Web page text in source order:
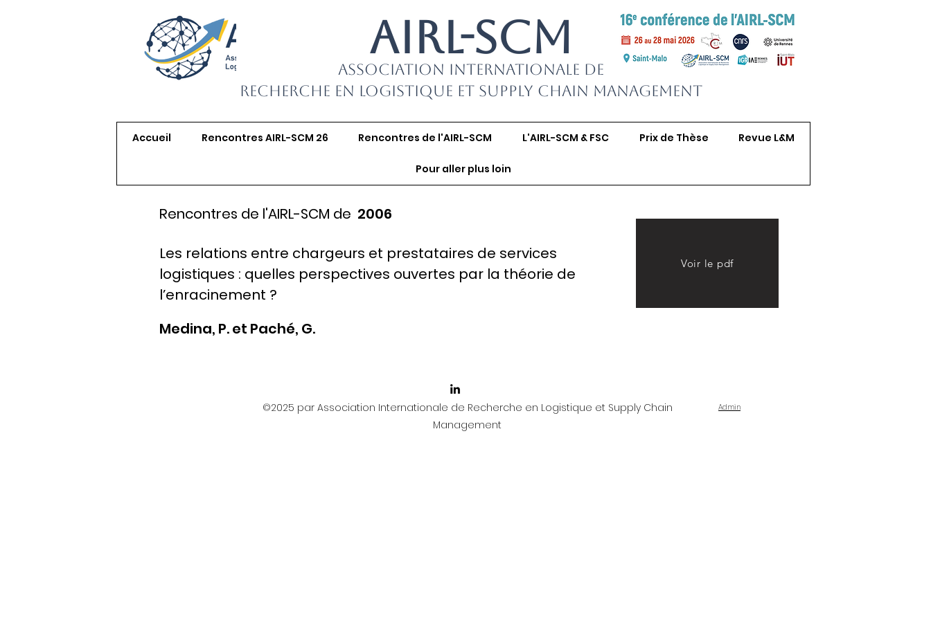
AIRL-SCM
Association Internationale de
Recherche en Logistique et Supply Chain Management
Accueil Rencontres AIRL-SCM 26 Rencontres de l'AIRL-SCM L'AIRL-SCM & FSC Prix de Thèse Revue L&M
Pour aller plus loin
Rencontres de l'AIRL-SCM de 2006
Les relations entre chargeurs et prestataires de services
logistiques : quelles perspectives ouvertes par la théorie de
l’enracinement ?
Medina, P. et Paché, G.
Voir le pdf
©2025 par Association Internationale de Recherche en Logistique et Supply Chain
Management
Admin